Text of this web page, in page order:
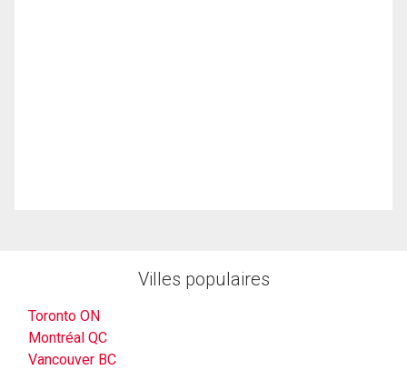
Villes populaires
Toronto ON
Montréal QC
Vancouver BC